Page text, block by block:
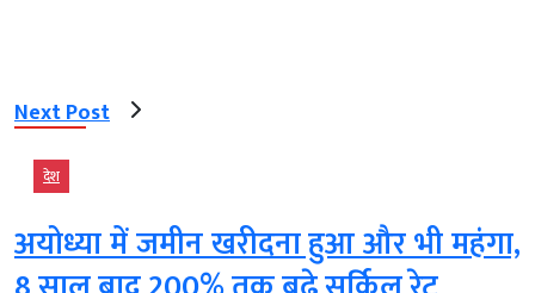
Next Post
देश
अयोध्या में जमीन खरीदना हुआ और भी महंगा,